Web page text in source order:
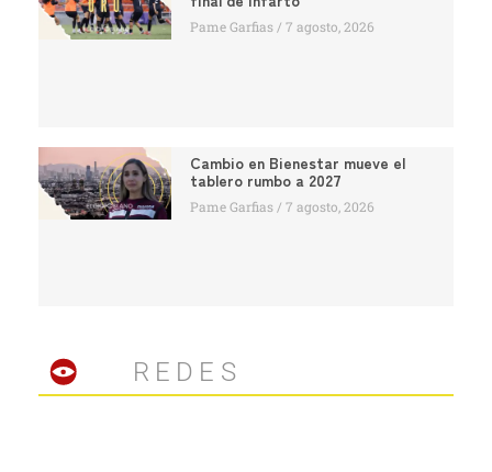
Pame Garfias 7 agosto, 2026
Cambio en Bienestar mueve el
tablero rumbo a 2027
Pame Garfias 7 agosto, 2026
REDES